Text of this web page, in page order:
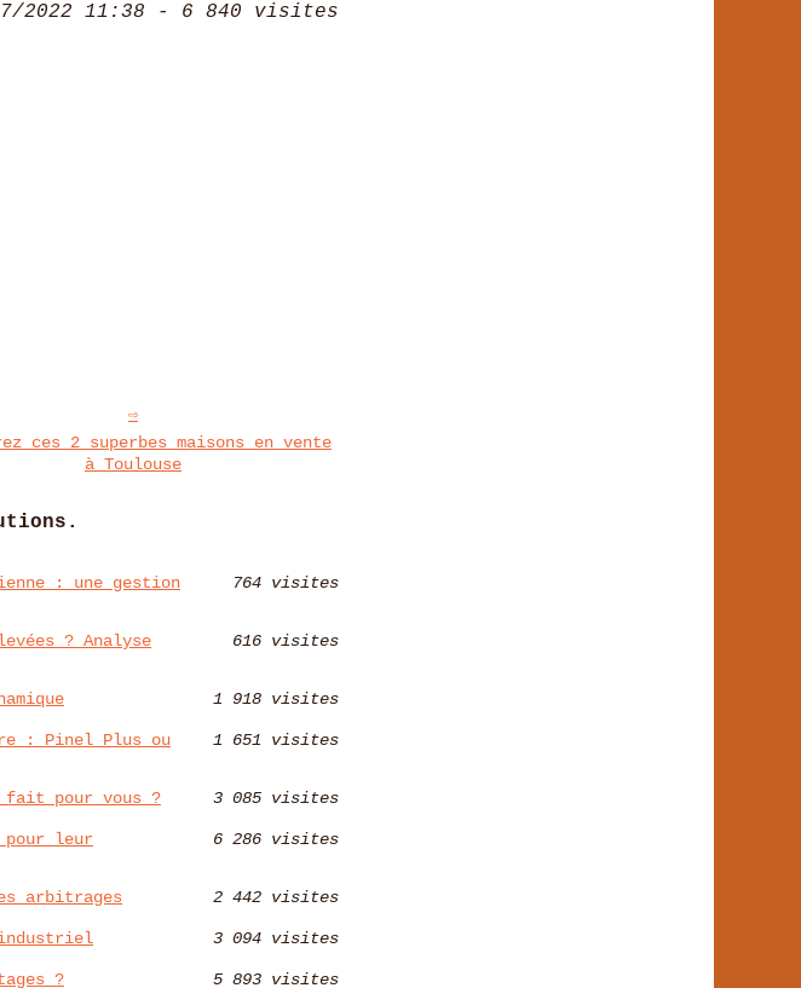
2022 11:38 - 6 840 visites
ces 2 superbes maisons en vente
à Toulouse
: une gestion
764 visites
? Analyse
616 visites
1 918 visites
: Pinel Plus ou
1 651 visites
pour vous ? 3 085 visites
pour leur
6 286 visites
arbitrages 2 442 visites
3 094 visites
? 5 893 visites